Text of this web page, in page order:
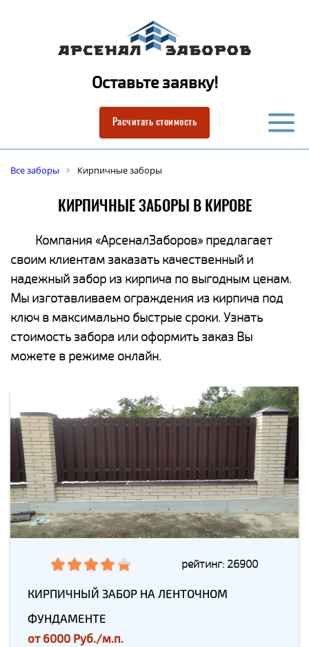
Оставьте заявку!
Расчитать стоимость
Все заборы Кирпичные заборы
КИРПИЧНЫЕ ЗАБОРЫ В КИРОВЕ
Компания «АрсеналЗаборов» предлагает
своим клиентам заказать качественный и
надежный забор из кирпича по выгодным ценам.
Мы изготавливаем ограждения из кирпича под
ключ в максимально быстрые сроки. Узнать
стоимость забора или оформить заказ Вы
можете в режиме онлайн.
рейтинг: 26900
КИРПИЧНЫЙ ЗАБОР НА ЛЕНТОЧНОМ
ФУНДАМЕНТЕ
от6000 Руб./м.п.